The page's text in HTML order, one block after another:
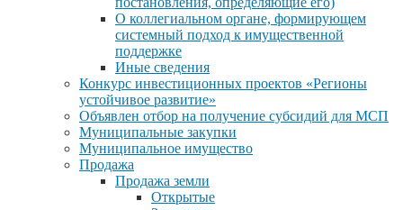
О коллегиальном органе, формирующем
системный подход к имущественной
поддержке
Иные сведения
Конкурс инвестиционных проектов «Регионы
устойчивое развитие»
Объявлен отбор на получение субсидий для МСП
Муниципальные закупки
Муниципальное имущество
Продажа
Продажа земли
Открытые